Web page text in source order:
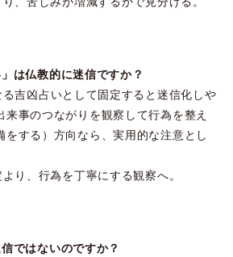
は仏教的に迷信ですか？
る吉凶占いとして固定すると迷信化しや
事のつながりを観察して行為を整え
をする）方向なら、実用的な注意とし
り、行為を丁寧にする観察へ。
ではないのですか？